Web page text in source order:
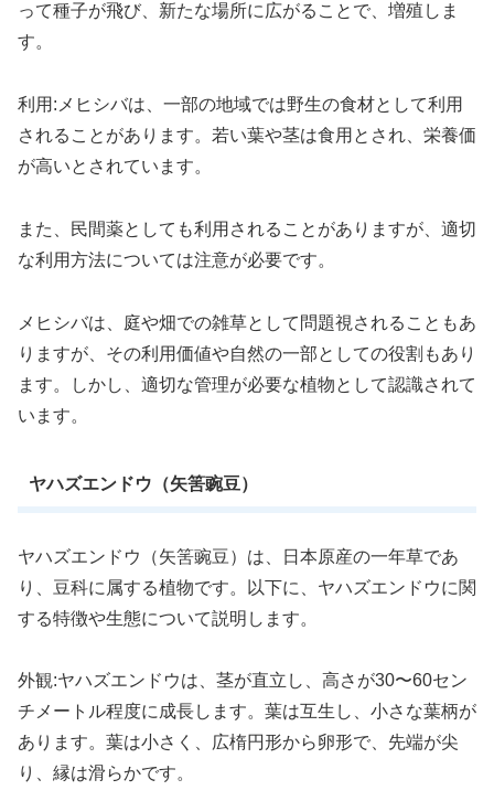
って種子が飛び、新たな場所に広がることで、増殖しま
す。
利用:メヒシバは、一部の地域では野生の食材として利用
されることがあります。若い葉や茎は食用とされ、栄養価
が高いとされています。
また、民間薬としても利用されることがありますが、適切
な利用方法については注意が必要です。
メヒシバは、庭や畑での雑草として問題視されることもあ
りますが、その利用価値や自然の一部としての役割もあり
ます。しかし、適切な管理が必要な植物として認識されて
います。
ヤハズエンドウ（矢筈豌豆）
ヤハズエンドウ（矢筈豌豆）は、日本原産の一年草であ
り、豆科に属する植物です。以下に、ヤハズエンドウに関
する特徴や生態について説明します。
外観:ヤハズエンドウは、茎が直立し、高さが30〜60セン
チメートル程度に成長します。葉は互生し、小さな葉柄が
あります。葉は小さく、広楕円形から卵形で、先端が尖
り、縁は滑らかです。